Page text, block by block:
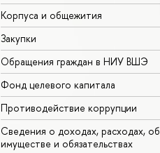
Корпуса и общежития
Закупки
Обращения граждан в НИУ ВШЭ
Фонд целевого капитала
Противодействие коррупции
Сведения о доходах, расходах, об
имуществе и обязательствах